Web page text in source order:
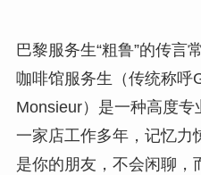
巴黎服务生“粗鲁”的传言
咖啡馆服务生（传统称呼
Monsieur）是一种高度专
一家店工作多年，记忆力
是你的朋友，不会闲聊，